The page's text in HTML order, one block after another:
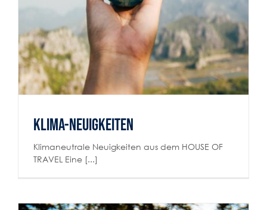
Klima-Neuigkeiten
Klimaneutrale Neuigkeiten aus dem HOUSE OF
TRAVEL Eine [...]